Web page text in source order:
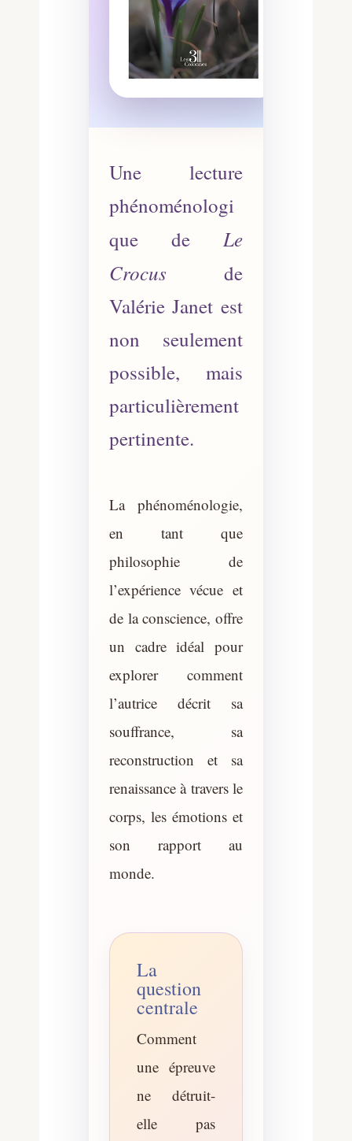
Une lecture
phénoménologi
que deLe
Crocus de
Valérie Janet est
non seulement
possible, mais
particulièrement
pertinente.
La phénoménologie,
en tant que
philosophie de
l’expérience vécue et
de la conscience, offre
un cadre idéal pour
explorer comment
l’autrice décrit sa
souffrance, sa
reconstruction et sa
renaissance à travers le
corps, les émotions et
son rapport au
monde.
La
question
centrale
Comment
une épreuve
ne détruit-
elle pas